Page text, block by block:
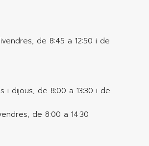
de 8:45 a 12:50 i de
i dijous, de 8:00 a 13:30 i de
de 8:00 a 14:30